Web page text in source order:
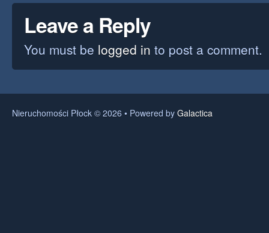
Leave a Reply
You must be logged in to post a comment.
Nieruchomości Płock © 2026 • Powered by Galactica